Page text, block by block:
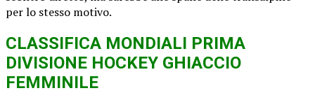
per lo stesso motivo.
CLASSIFICA MONDIALI PRIMA
DIVISIONE HOCKEY GHIACCIO
FEMMINILE